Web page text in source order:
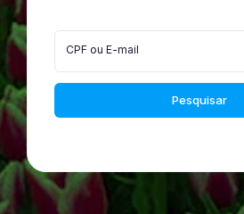
CPF ou E-mail
Pesquisar